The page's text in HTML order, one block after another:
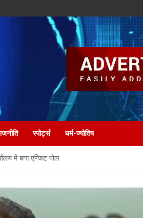
स्पोर्ट्स धर्म-ज्योतिष
में बना एग्जिट पोल